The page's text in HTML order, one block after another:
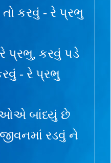
કરવું - રે પ્રભુ
પ્રભુ, કરવું પડે
- રે પ્રભુ
બાંધ્યું છે
રડવું ને